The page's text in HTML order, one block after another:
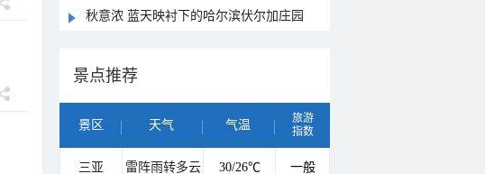
秋意浓 蓝天映衬下的哈尔滨伏尔加庄园
景点推荐
景区 天气 气温
旅游
指数
三亚 雷阵雨转多云 30/26℃ 一般